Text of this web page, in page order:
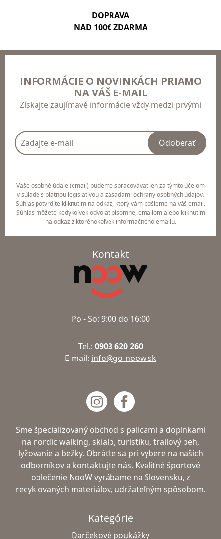
DOPRAVA
NAD 100€ ZDARMA
INFORMÁCIE O NOVINKÁCH PRIAMO
NA VÁŠ E-MAIL
Získajte zaujímavé informácie vždy medzi prvými
Odoberať
Vaše osobné údaje (email) budeme spracovávať len za týmto účelom
v súlade s platnou legislatívou a zásadami ochrany osobných údajov.
Súhlas potvrdíte kliknutím na odkaz, ktorý vám pošleme na váš email.
Súhlas môžete kedykoľvek odvolať písomne, emailom alebo kliknutím
na odkaz z ktoréhokoľvek informačného emailu.
Kontakt
Po - So: 9:00 do 16:00
Tel.: 0903 620 260
E-mail: info@go-noow.sk
Sme špecializovaný obchod s palicami a doplnkami
na nordic walking, skialp, turistiku, trailový beh,
lyžovanie a bežky. Obráťte sa pri výbere na našich
odborníkov a kontaktujte nás. Kvalitné športové
oblečenie NooW vyrábame na Slovensku, z
recyklovaných materiálov, udržateľným spôsobom.
Kategórie
Darčekové poukážky